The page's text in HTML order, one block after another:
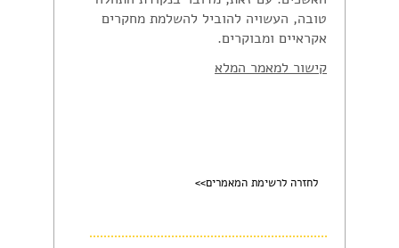
טובה, העשויה להוביל להשלמת מחקרים
אקראיים ומבוקרים.
קישור למאמר המלא
לחזרה לרשימת המאמרים>>